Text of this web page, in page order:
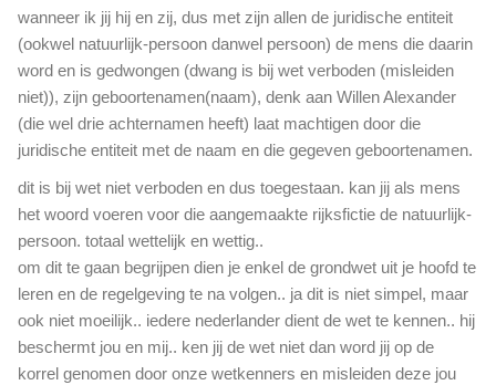
wanneer ik jij hij en zij, dus met zijn allen de juridische entiteit
(ookwel natuurlijk-persoon danwel persoon) de mens die daarin
word en is gedwongen (dwang is bij wet verboden (misleiden
niet)), zijn geboortenamen(naam), denk aan Willen Alexander
(die wel drie achternamen heeft) laat machtigen door die
juridische entiteit met de naam en die gegeven geboortenamen.
dit is bij wet niet verboden en dus toegestaan. kan jij als mens
het woord voeren voor die aangemaakte rijksfictie de natuurlijk-
persoon. totaal wettelijk en wettig..
om dit te gaan begrijpen dien je enkel de grondwet uit je hoofd te
leren en de regelgeving te na volgen.. ja dit is niet simpel, maar
ook niet moeilijk.. iedere nederlander dient de wet te kennen.. hij
beschermt jou en mij.. ken jij de wet niet dan word jij op de
korrel genomen door onze wetkenners en misleiden deze jou